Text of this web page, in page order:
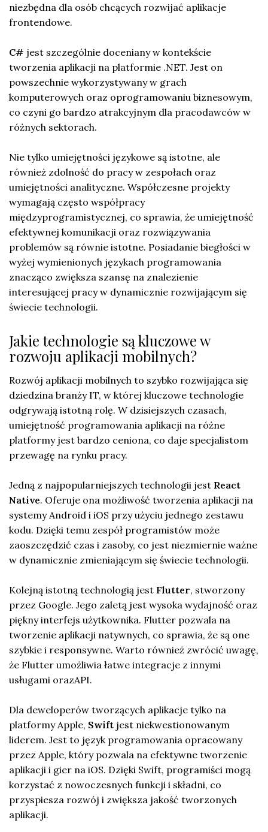
niezbędna dla osób chcących rozwijać aplikacje
frontendowe.
C# jest szczególnie doceniany w kontekście
tworzenia aplikacji na platformie .NET. Jest on
powszechnie wykorzystywany w grach
komputerowych oraz oprogramowaniu biznesowym,
co czyni go bardzo atrakcyjnym dla pracodawców w
różnych sektorach.
Nie tylko umiejętności językowe są istotne, ale
również zdolność do pracy w zespołach oraz
umiejętności analityczne. Współczesne projekty
wymagają często współpracy
międzyprogramistycznej, co sprawia, że umiejętność
efektywnej komunikacji oraz rozwiązywania
problemów są równie istotne. Posiadanie biegłości w
wyżej wymienionych językach programowania
znacząco zwiększa szansę na znalezienie
interesującej pracy w dynamicznie rozwijającym się
świecie technologii.
Jakie technologie są kluczowe w
rozwoju aplikacji mobilnych?
Rozwój aplikacji mobilnych to szybko rozwijająca się
dziedzina branży IT, w której kluczowe technologie
odgrywają istotną rolę. W dzisiejszych czasach,
umiejętność programowania aplikacji na różne
platformy jest bardzo ceniona, co daje specjalistom
przewagę na rynku pracy.
Jedną z najpopularniejszych technologii jest React
Native. Oferuje ona możliwość tworzenia aplikacji na
systemy Android i iOS przy użyciu jednego zestawu
kodu. Dzięki temu zespół programistów może
zaoszczędzić czas i zasoby, co jest niezmiernie ważne
w dynamicznie zmieniającym się świecie technologii.
Kolejną istotną technologią jest Flutter, stworzony
przez Google. Jego zaletą jest wysoka wydajność oraz
piękny interfejs użytkownika. Flutter pozwala na
tworzenie aplikacji natywnych, co sprawia, że są one
szybkie i responsywne. Warto również zwrócić uwagę,
że Flutter umożliwia łatwe integracje z innymi
usługami orazAPI.
Dla deweloperów tworzących aplikacje tylko na
platformy Apple, Swift jest niekwestionowanym
liderem. Jest to język programowania opracowany
przez Apple, który pozwala na efektywne tworzenie
aplikacji i gier na iOS. Dzięki Swift, programiści mogą
korzystać z nowoczesnych funkcji i składni, co
przyspiesza rozwój i zwiększa jakość tworzonych
aplikacji.